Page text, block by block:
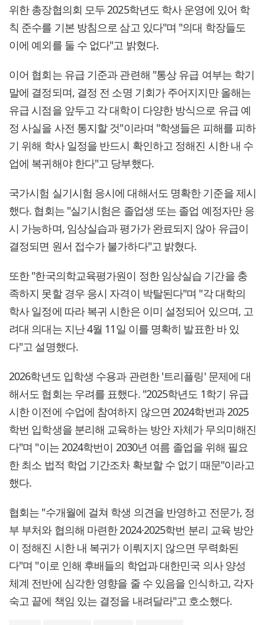
위한 총장협의회 모두 2025학년도 학사 운영에 있어 학
칙 준수를 기본 방침으로 삼고 있다"며 "의대 학장들도
이에 예외를 둘 수 없다"고 밝혔다.
이어 협회는 유급 기준과 관련해 "통상 유급 여부는 학기
말에 결정되며, 결정 전 소명 기회가 주어지지만 올해는
유급 시점을 앞두고 각 대학이 다양한 방식으로 유급 예
정 사실을 사전 통지할 것"이라며 "학생들은 피해를 피하
기 위해 학사 일정을 반드시 확인하고 정해진 시한 내 수
업에 복귀해야 한다"고 당부했다.
국가시험 실기시험 응시에 대해서도 명확한 기준을 제시
했다. 협회는 "실기시험은 졸업생 또는 졸업 예정자만 응
시 가능하며, 임상실습과 평가가 완료되지 않아 유급이
결정되면 원서 접수가 불가하다"고 밝혔다.
또한 "한국의학교육평가원이 정한 임상실습 기간을 충
족하지 못할 경우 응시 자격이 박탈된다"며 "각 대학의
학사 일정에 따라 복귀 시한은 이미 설정되어 있으며, 고
려대 의대는 지난 4월 11일 이를 명확히 발표한 바 있
다"고 설명했다.
2026학년도 입학생 수용과 관련한 '트리플링' 문제에 대
해서도 협회는 우려를 표했다. "2025학년도 1학기 유급
시한 이전에 수업에 참여하지 않으면 2024학번과 2025
학번 입학생을 분리해 교육하는 방안 자체가 무의미해진
다"며 "이는 2024학번이 2030년 여름 졸업을 위해 필요
한 최소 법적 학업 기간조차 확보할 수 없기 때문"이라고
했다.
협회는 "수개월에 걸쳐 학생 의견을 반영하고 전문가, 정
부 부처와 협의해 마련한 2024·2025학번 분리 교육 방안
이 정해진 시한 내 복귀가 이뤄지지 않으면 무력화된
다"며 "이로 인해 후배들의 학업과 대한민국 의사 양성
체계 전반에 심각한 영향을 줄 수 있음을 인식하고, 각자
숙고 끝에 책임 있는 결정을 내려달라"고 호소했다.